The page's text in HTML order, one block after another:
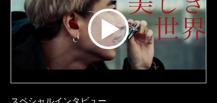
スペシャルインタビュー